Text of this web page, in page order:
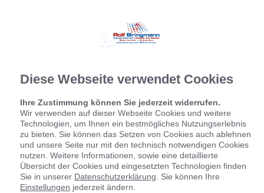
Diese Webseite verwendet Cookies
Ihre Zustimmung können Sie jederzeit widerrufen.
Wir verwenden auf dieser Webseite Cookies und weitere
Technologien, um Ihnen ein bestmögliches Nutzungserlebnis
zu bieten. Sie können das Setzen von Cookies auch ablehnen
und unsere Seite nur mit den technisch notwendigen Cookies
nutzen. Weitere Informationen, sowie eine detaillierte
Übersicht der Cookies und eingesetzten Technologien finden
Sie in unserer Datenschutzerklärung . Sie können Ihre
Einstellungen jederzeit ändern.